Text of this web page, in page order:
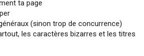
ta page
(sinon trop de concurrence)
les caractères bizarres et les titres